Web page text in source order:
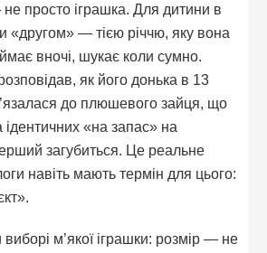
просто іграшка. Для дитини в
«другом» — тією річчю, яку вона
вночі, шукає коли сумно.
як його донька в 13
до плюшевого зайця, що
«на запас» на
загубиться. Це реальне
навіть мають термін для цього:
м’якої іграшки: розмір — не